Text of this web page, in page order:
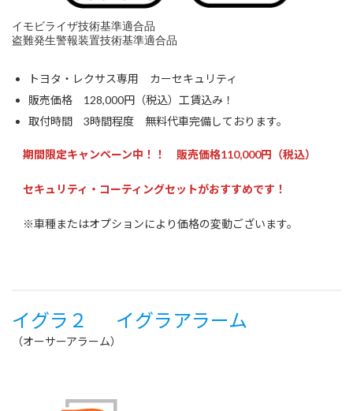
イモビライザ技術基準適合品
盗難発生警報装置技術基準適合品
トヨタ・レクサス専用 カーセキュリティ
販売価格 128,000円（税込）工賃込み！
取付時間 3時間程度 無料代車完備しております。
期間限定キャンペーン中！！ 販売価格110,000円（税込）
セキュリティ・コーティングセットがおすすめです！
※車種またはオプションにより価格の変動ございます。
イグラ２ イグラアラーム
（オーサーアラーム）